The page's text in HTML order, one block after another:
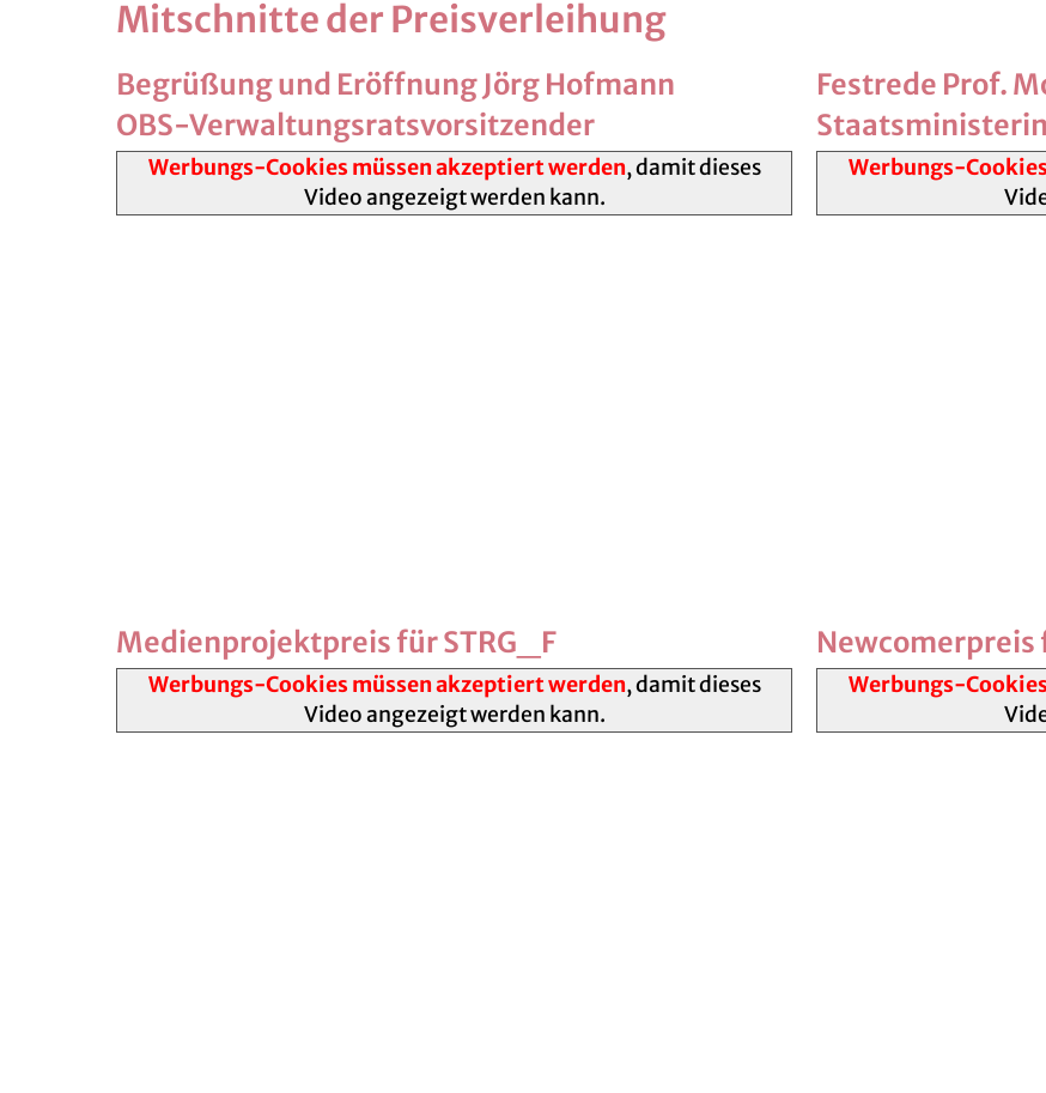
Mitschnitte der Preisverleihung
Begrüßung und Eröffnung Jörg Hofmann
OBS-Verwaltungsratsvorsitzender
Werbungs-Cookies müssen akzeptiert werden, damit dieses
Video angezeigt werden kann.
Festrede Prof.
Werbungs-
Medienprojektpreis für STRG_F
Werbungs-Cookies müssen akzeptiert werden, damit dieses
Video angezeigt werden kann.
Newcomerpreis
Werbungs-